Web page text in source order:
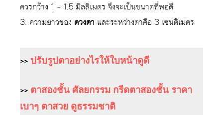
ควรกว้าง 1 – 1.5 มิลลิเมตร จึงจะเป็นขนาดที่พอดี
3. ความยาวของ ดวงตา และระหว่างตาคือ 3 เซนติเมตร
>> ปรับรูปตาอย่างไรให้ใบหน้าดูดี
>> ตาสองชั้น ศัลยกรรม กรีดตาสองชั้น ราคา
เบาๆ ตาสวย ดูธรรมชาติ